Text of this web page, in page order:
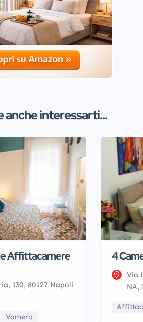
anche interessarti...
Affittacamere
130, 80127 Napoli
Vomero
4
Via
NA,